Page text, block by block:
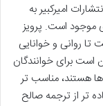
امیرکبیر به
موجود است. پرویز
روانی و خوانایی
است برای خوانندگان
هستند، مناسب تر
تر از ترجمه صالح